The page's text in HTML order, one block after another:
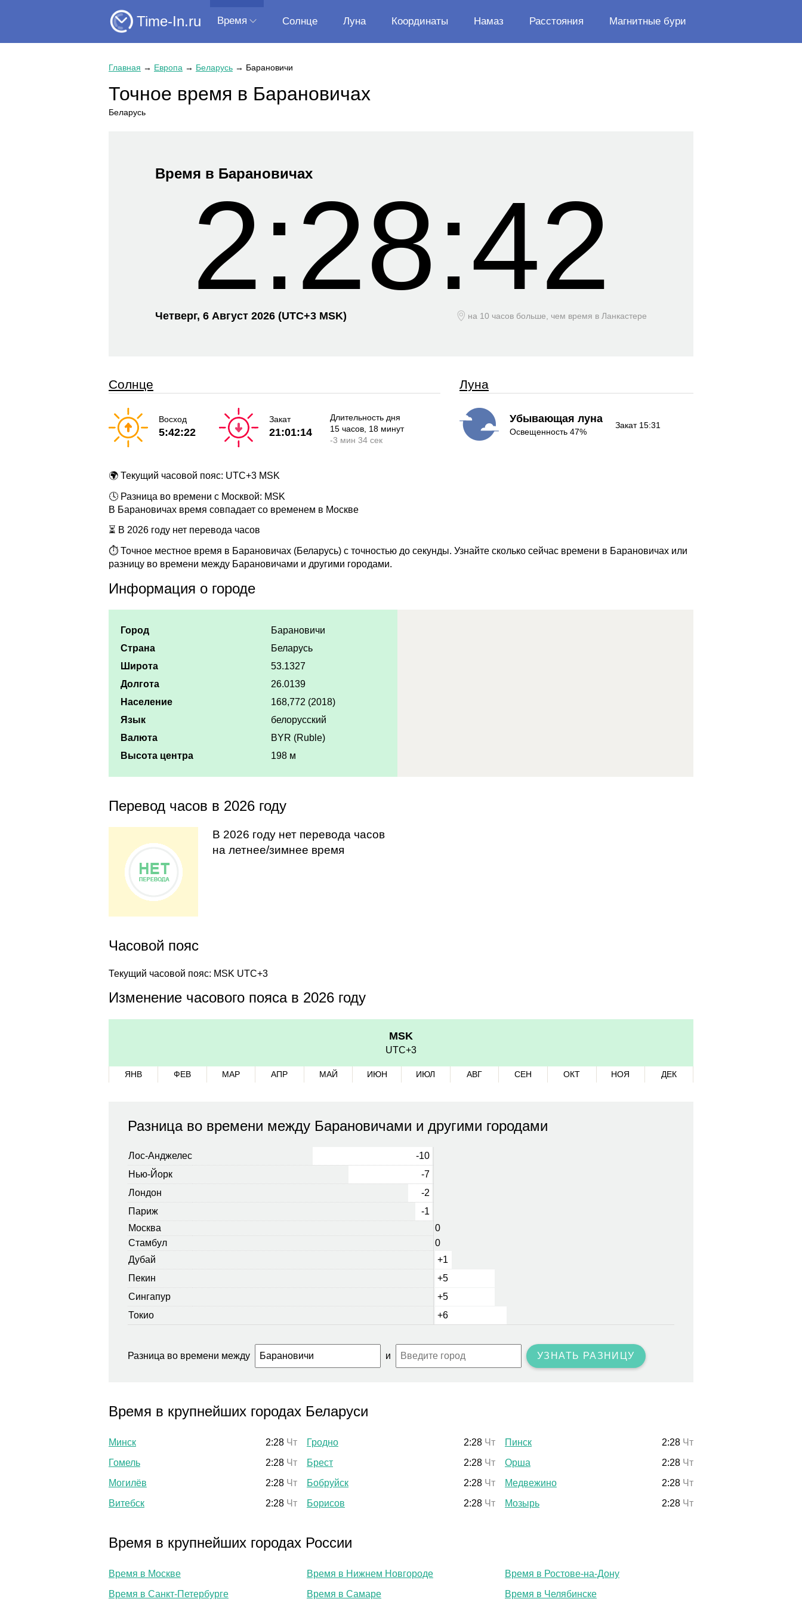
Time-In.ru Время Солнце Луна Координаты Намаз Расстояния Магнитные бури
Главная → Европа → Беларусь → Барановичи
Точное время в Барановичах
Беларусь
Время в Барановичах
2:28:42
Четверг, 6 Август 2026 (UTC+3 MSK) на 10 часов больше, чем время в Ланкастере
Солнце
Восход
5:42:22
Закат
21:01:14
Длительность дня
15 часов, 18 минут
-3 мин 34 сек
Луна
Убывающая луна
Освещенность 47%
Закат 15:31
🌍 Текущий часовой пояс: UTC+3 MSK
🕓 Разница во времени с Москвой: MSK
В Барановичах время совпадает со временем в Москве
⏳ В 2026 году нет перевода часов
⏱ Точное местное время в Барановичах (Беларусь) с точностью до секунды. Узнайте сколько сейчас времени в Барановичах или
разницу во времени между Барановичами и другими городами.
Информация о городе
Город
Барановичи
Страна
Беларусь
Широта
53.1327
Долгота
26.0139
Население
168,772 (2018)
Язык
белорусский
Валюта
BYR (Ruble)
Высота центра
198 м
Перевод часов в 2026 году
В 2026 году нет перевода часов
на летнее/зимнее время
Часовой пояс
Текущий часовой пояс: MSK UTC+3
Изменение часового пояса в 2026 году
MSK
UTC+3
ЯНВ ФЕВ МАР АПР МАЙ ИЮН ИЮЛ АВГ СЕН ОКТ НОЯ ДЕК
Разница во времени между Барановичами и другими городами
Лос-Анджелес
-10
Нью-Йорк
-7
Лондон
-2
Париж
-1
Москва
0
Стамбул
0
Дубай
+1
Пекин
+5
Сингапур
+5
Токио
+6
Разница во времени между и УЗНАТЬ РАЗНИЦУ
Время в крупнейших городах Беларуси
Минск 2:28 Чт
Гомель
2:28 Чт
Могилёв
2:28 Чт
Витебск
2:28 Чт
Гродно 2:28 Чт
Брест
2:28 Чт
Бобруйск
2:28 Чт
Борисов
2:28 Чт
Пинск 2:28 Чт
Орша
2:28 Чт
Медвежино
2:28 Чт
Мозырь
2:28 Чт
Время в крупнейших городах России
Время в Москве
Время в Санкт-Петербурге
Время в Нижнем Новгороде
Время в Самаре
Время в Ростове-на-Дону
Время в Челябинске